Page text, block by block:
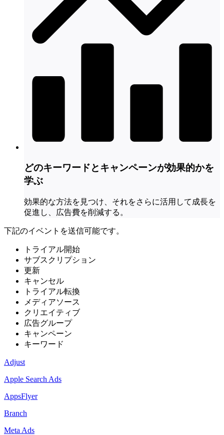
どのキーワードとキャンペーンが効果的かを
学ぶ
効果的な方法を見つけ、それをさらに活用して成長を
促進し、広告費を削減する。
下記のイベントを送信可能です。
トライアル開始
サブスクリプション
更新
キャンセル
トライアル転換
メディアソース
クリエイティブ
広告グループ
キャンペーン
キーワード
Adjust
Apple Search Ads
AppsFlyer
Branch
Meta Ads